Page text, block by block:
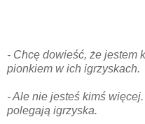
- Chcę dowieść, że jestem
pionkiem w ich igrzyskach.
- Ale nie jesteś kimś
polegają igrzyska.